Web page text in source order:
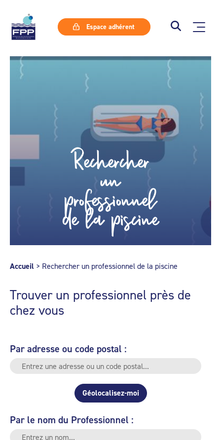
Espace adhérent
Rechercher
un
professionnel
de la piscine
Accueil > Rechercher un professionnel de la piscine
Trouver un professionnel près de
chez vous
Par adresse ou code postal :
Géolocalisez-moi
Par le nom du Professionnel :